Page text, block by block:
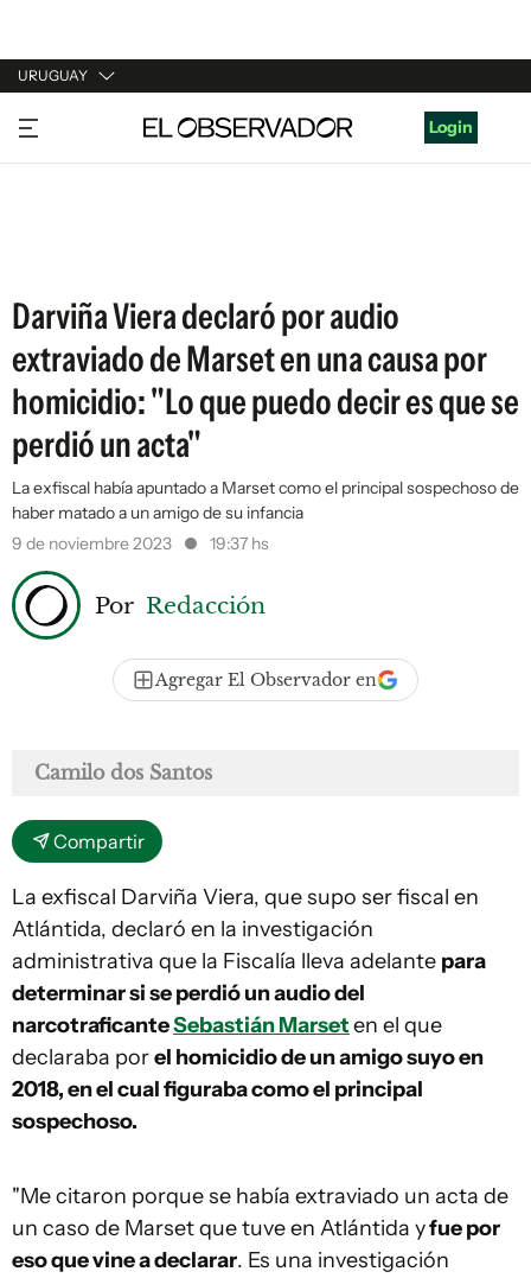
URUGUAY
URUGUAY
ARGENTINA
Login
Darviña Viera declaró por audio
extraviado de Marset en una causa por
homicidio: "Lo que puedo decir es que se
perdió un acta"
La exfiscal había apuntado a Marset como el principal sospechoso de
haber matado a un amigo de su infancia
9 de noviembre 2023
19:37 hs
Por Redacción
Agregar El Observador en
Camilo dos Santos
Compartir
La exfiscal Darviña Viera, que supo ser fiscal en
Atlántida, declaró en la investigación
administrativa que la Fiscalía lleva adelante para
determinar si se perdió un audio del
narcotraficanteSebastián Marseten el que
declaraba porel homicidio de un amigo suyo en
2018, en el cual figuraba como el principal
sospechoso.
"Me citaron porque se había extraviado un acta de
un caso de Marset que tuve en Atlántida yfue por
eso que vine a declarar. Es una investigación